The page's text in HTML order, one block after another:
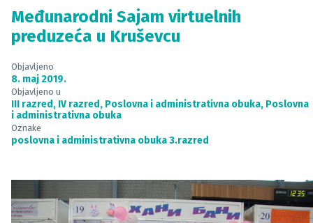
Međunarodni Sajam virtuelnih
preduzeća u Kruševcu
Objavljeno
8. maj 2019.
Objavljeno u
III razred, IV razred, Poslovna i administrativna obuka, Poslovna
i administrativna obuka
Oznake
poslovna i administrativna obuka 3.razred